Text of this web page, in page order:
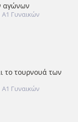
αγώνων
Α1 Γυναικών
το τουρνουά των
Α1 Γυναικών